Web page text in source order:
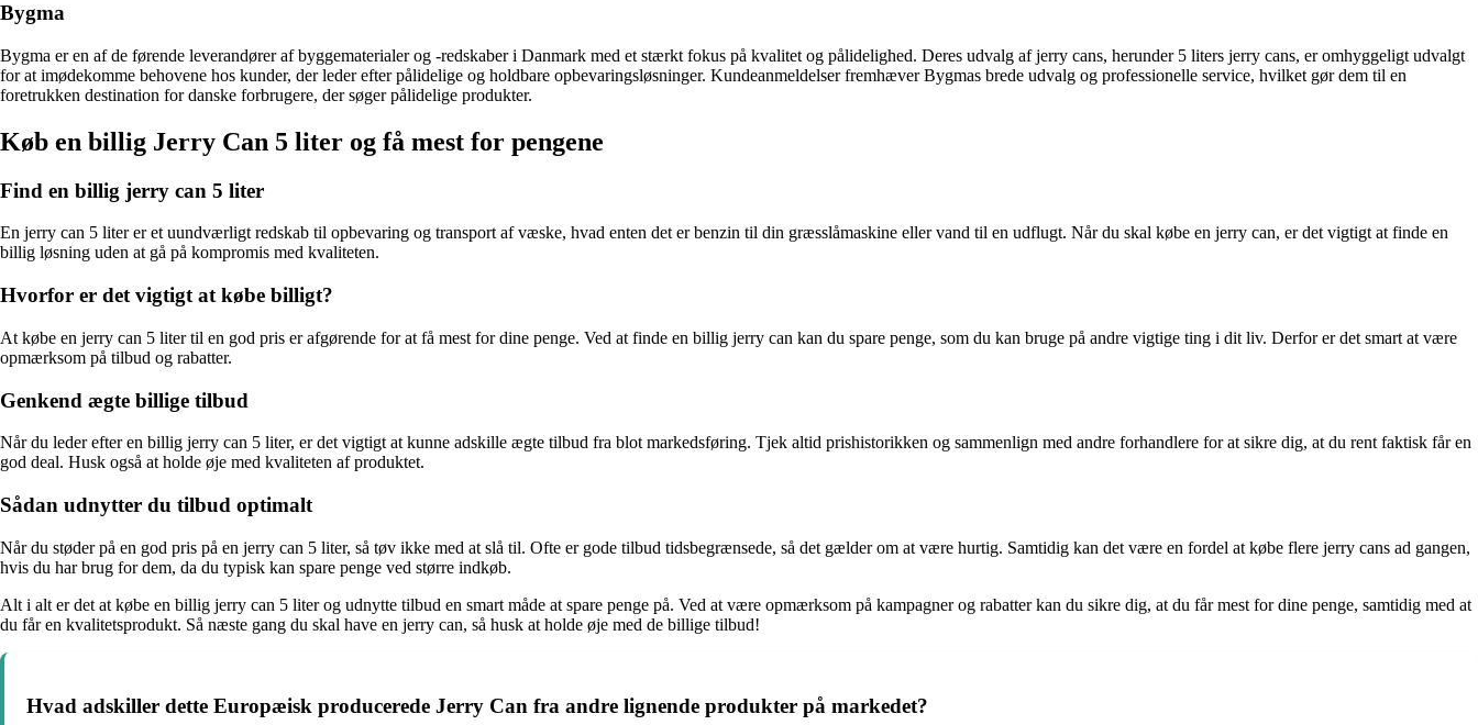
Bygma
Bygma er en af de førende leverandører af byggematerialer og -redskaber i Danmark med et stærkt fokus på kvalitet og pålidelighed. Deres udvalg af jerry cans, herunder 5 liters jerry cans, er omhyggeligt udvalgt
for at imødekomme behovene hos kunder, der leder efter pålidelige og holdbare opbevaringsløsninger. Kundeanmeldelser fremhæver Bygmas brede udvalg og professionelle service, hvilket gør dem til en
foretrukken destination for danske forbrugere, der søger pålidelige produkter.
Køb en billig Jerry Can 5 liter og få mest for pengene
Find en billig jerry can 5 liter
En jerry can 5 liter er et uundværligt redskab til opbevaring og transport af væske, hvad enten det er benzin til din græsslåmaskine eller vand til en udflugt. Når du skal købe en jerry can, er det vigtigt at finde en
billig løsning uden at gå på kompromis med kvaliteten.
Hvorfor er det vigtigt at købe billigt?
At købe en jerry can 5 liter til en god pris er afgørende for at få mest for dine penge. Ved at finde en billig jerry can kan du spare penge, som du kan bruge på andre vigtige ting i dit liv. Derfor er det smart at være
opmærksom på tilbud og rabatter.
Genkend ægte billige tilbud
Når du leder efter en billig jerry can 5 liter, er det vigtigt at kunne adskille ægte tilbud fra blot markedsføring. Tjek altid prishistorikken og sammenlign med andre forhandlere for at sikre dig, at du rent faktisk får en
god deal. Husk også at holde øje med kvaliteten af produktet.
Sådan udnytter du tilbud optimalt
Når du støder på en god pris på en jerry can 5 liter, så tøv ikke med at slå til. Ofte er gode tilbud tidsbegrænsede, så det gælder om at være hurtig. Samtidig kan det være en fordel at købe flere jerry cans ad gangen,
hvis du har brug for dem, da du typisk kan spare penge ved større indkøb.
Alt i alt er det at købe en billig jerry can 5 liter og udnytte tilbud en smart måde at spare penge på. Ved at være opmærksom på kampagner og rabatter kan du sikre dig, at du får mest for dine penge, samtidig med at
du får en kvalitetsprodukt. Så næste gang du skal have en jerry can, så husk at holde øje med de billige tilbud!
Hvad adskiller dette Europæisk producerede Jerry Can fra andre lignende produkter på markedet?